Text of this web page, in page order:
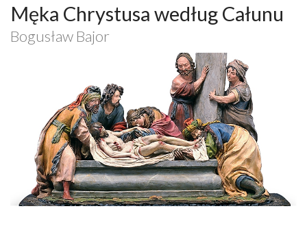
Męka Chrystusa według Całunu
Bogusław Bajor